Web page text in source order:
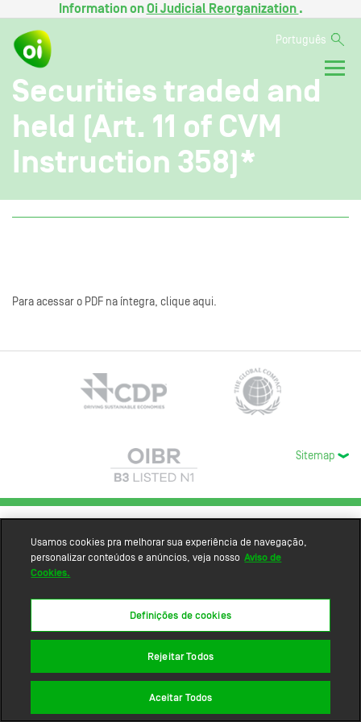
Information onOi Judicial Reorganization .
Português
Securities traded and
held (Art. 11 of CVM
Instruction 358)*
Para acessar o PDF na íntegra, clique aqui.
Sitemap
Usamos cookies pra melhorar sua experiência de navegação,
personalizar conteúdos e anúncios, veja nosso Aviso de
Cookies.
Definições de cookies
Rejeitar Todos
Aceitar Todos